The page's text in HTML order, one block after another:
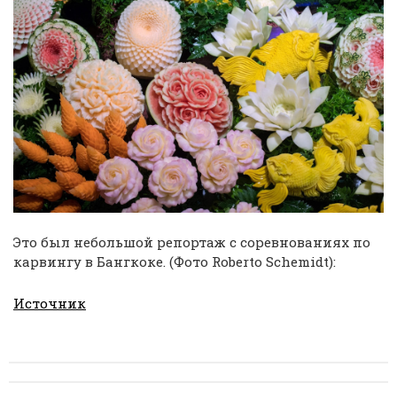
Это был небольшой репортаж с соревнованиях по
карвингу в Бангкоке. (Фото Roberto Schemidt):
Источник